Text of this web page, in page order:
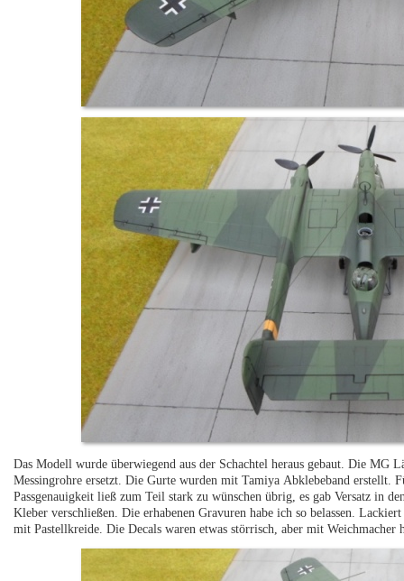
Das Modell wurde überwiegend aus der Schachtel heraus gebaut. Die MG
Messingrohre ersetzt. Die Gurte wurden mit Tamiya Abklebeband erstellt.
Passgenauigkeit ließ zum Teil stark zu wünschen übrig, es gab Versatz in
Kleber verschließen. Die erhabenen Gravuren habe ich so belassen.
mit Pastellkreide. Die Decals waren etwas störrisch, aber mit Weichmacher